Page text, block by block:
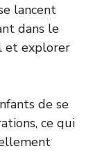
lancent
dans le
et explorer
de se
ce qui